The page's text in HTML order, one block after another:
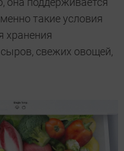
такие условия
хранения
свежих овощей,